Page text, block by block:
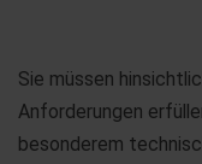
Sie müssen
Anforderungen
besonderem